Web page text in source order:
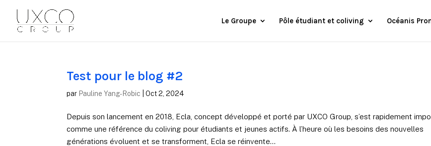
Le Groupe Pôle étudiant et coliving Océanis
Test pour le blog #2
par Pauline Yang-Robic |Oct 2, 2024
Depuis son lancement en 2018, Ecla, concept développé et porté par UXCO Group, s’est rapidement
comme une référence du coliving pour étudiants et jeunes actifs. À l’heure où les besoins des nouvelles
générations évoluent et se transforment, Ecla se réinvente...